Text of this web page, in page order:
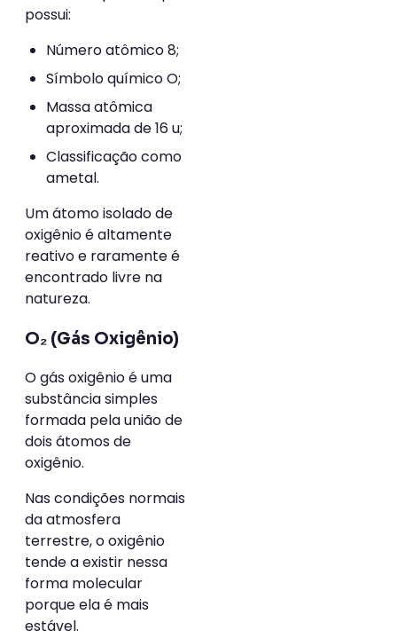
possui:
Número atômico 8;
Símbolo químico O;
Massa atômica
aproximada de 16 u;
Classificação como
ametal.
Um átomo isolado de
oxigênio é altamente
reativo e raramente é
encontrado livre na
natureza.
O₂ (Gás Oxigênio)
O gás oxigênio é uma
substância simples
formada pela união de
dois átomos de
oxigênio.
Nas condições normais
da atmosfera
terrestre, o oxigênio
tende a existir nessa
forma molecular
porque ela é mais
estável.